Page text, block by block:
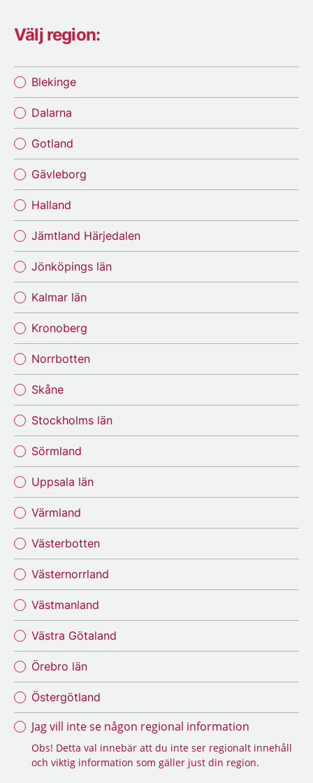
Välj region:
Blekinge
Dalarna
Gotland
Gävleborg
Halland
Jämtland Härjedalen
Jönköpings län
Kalmar län
Kronoberg
Norrbotten
Skåne
Stockholms län
Sörmland
Uppsala län
Värmland
Västerbotten
Västernorrland
Västmanland
Västra Götaland
Örebro län
Östergötland
Jag vill inte se någon regional information
Obs! Detta val innebär att du inte ser regionalt innehåll
och viktig information som gäller just din region.